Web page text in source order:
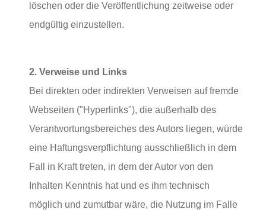
löschen oder die Veröffentlichung zeitweise oder
endgültig einzustellen.
2. Verweise und Links
Bei direkten oder indirekten Verweisen auf fremde
Webseiten ("Hyperlinks"), die außerhalb des
Verantwortungsbereiches des Autors liegen, würde
eine Haftungsverpflichtung ausschließlich in dem
Fall in Kraft treten, in dem der Autor von den
Inhalten Kenntnis hat und es ihm technisch
möglich und zumutbar wäre, die Nutzung im Falle